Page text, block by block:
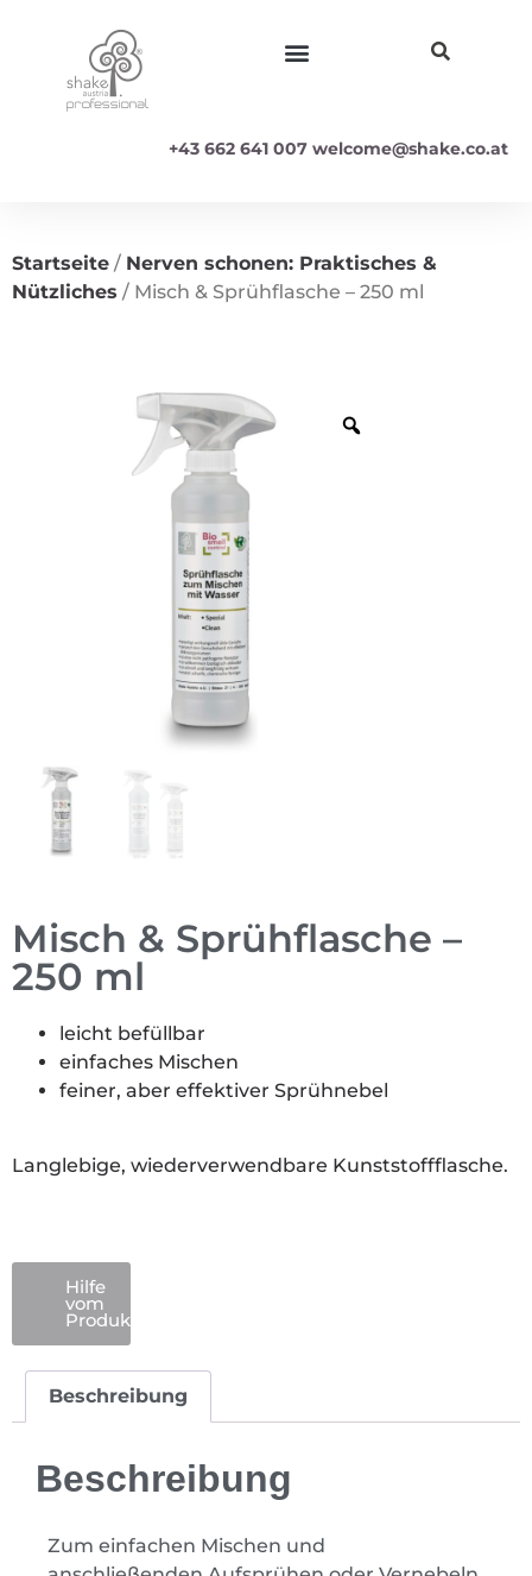
+43 662 641 007 welcome@shake.co.at
Startseite / Nerven schonen: Praktisches &
Nützliches / Misch & Sprühflasche – 250 ml
Misch & Sprühflasche –
250 ml
leicht befüllbar
einfaches Mischen
feiner, aber effektiver Sprühnebel
Langlebige, wiederverwendbare Kunststoffflasche.
Hilfe
vom
Produktspezialist
Beschreibung
Beschreibung
Zum einfachen Mischen und